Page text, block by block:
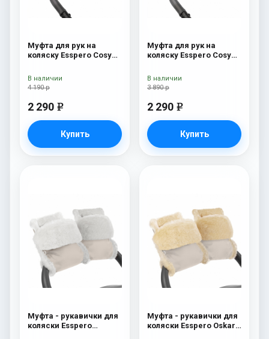
Муфта для рук на
коляску Esspero Cosy
4 190 р
2 290 e
Купить
В наличии
Муфта для рук на
коляску Esspero Cosy
3 890 р
2 290 e
Купить
В наличии
Муфта - рукавички для
коляски Esspero
Муфта - рукавички для
коляски Esspero Oskar